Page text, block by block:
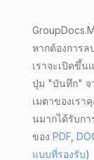
หากต้องการล
เราจะเปิดขึ้
ปุ่ม "บันทึก" จ
เมตาของเร
นมากได้รับก
ของ PDF
แบบที่รองรับ)